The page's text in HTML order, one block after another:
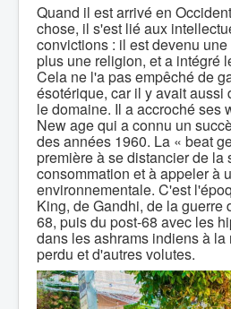
Quand il est arrivé en
chose, il s'est lié aux
convictions : il est devenu
plus une religion, et a intégré
Cela ne l'a pas empêché de
ésotérique, car il y avait aussi
le domaine. Il a accroché ses
New age qui a connu un
des années 1960. La « beat
première à se distancier de la
consommation et à appeler à
environnementale. C'est
King, de Gandhi, de la guerre
68, puis du post-68 avec les
dans les ashrams indiens à
perdu et d'autres volutes.